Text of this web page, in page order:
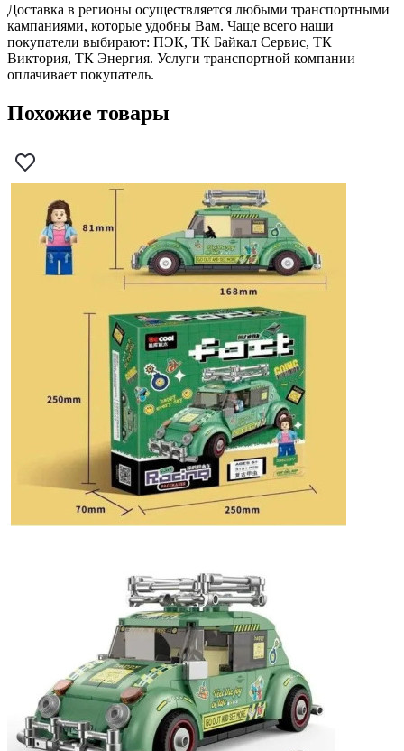
Доставка в регионы осуществляется любыми транспортными
кампаниями, которые удобны Вам. Чаще всего наши
покупатели выбирают: ПЭК, ТК Байкал Сервис, ТК
Виктория, ТК Энергия. Услуги транспортной компании
оплачивает покупатель.
Похожие товары